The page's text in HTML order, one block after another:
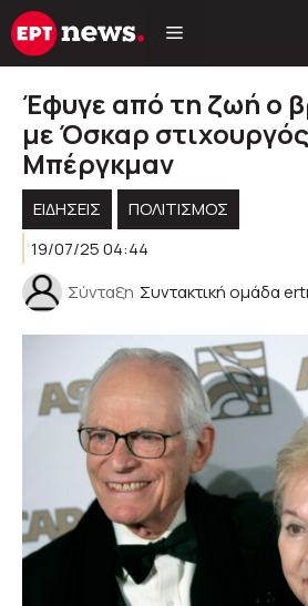
Μετάβαση
σε
Έφυγε από τη ζωή ο
με Όσκαρ
Μπέργκμαν
ΕΙΔΗΣΕΙΣ
ΠΟΛΙΤΙΣΜΟΣ
19/07/25 04:44
Σύνταξη Συντακτική ομάδα